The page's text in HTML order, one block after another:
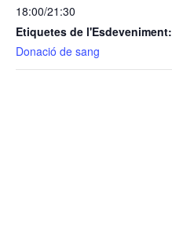
18:00/21:30
Etiquetes de l'Esdeveniment:
Donació de sang